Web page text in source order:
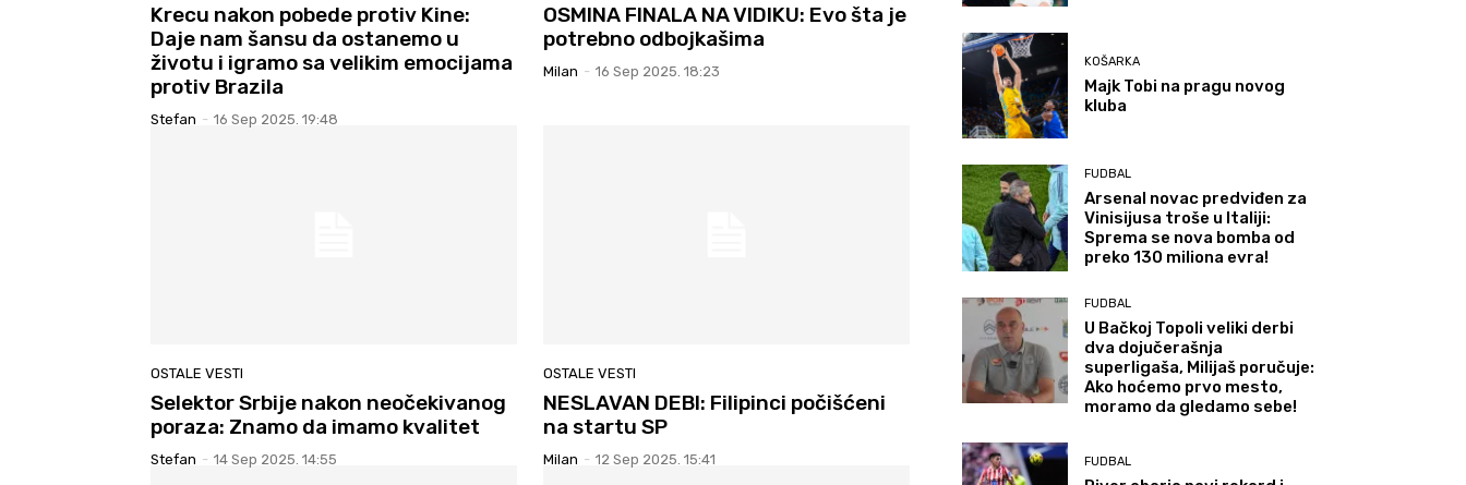
Krecu nakon pobede protiv Kine:
Daje nam šansu da ostanemo u
životu i igramo sa velikim emocijama
protiv Brazila
Stefan - 16 Sep 2025. 19:48
OSMINA FINALA NA VIDIKU: Evo šta je
potrebno odbojkašima
Milan - 16 Sep 2025. 18:23
OSTALE VESTI
Selektor Srbije nakon neočekivanog
poraza: Znamo da imamo kvalitet
Stefan - 14 Sep 2025. 14:55
OSTALE VESTI
NESLAVAN DEBI: Filipinci počišćeni
na startu SP
Milan - 12 Sep 2025. 15:41
KOŠARKA
Majk Tobi na pragu novog
kluba
FUDBAL
Arsenal novac predviđen za
Vinisijusa troše u Italiji:
Sprema se nova bomba od
preko 130 miliona evra!
FUDBAL
U Bačkoj Topoli veliki derbi
dva dojučerašnja
superligaša, Milijaš poručuje:
Ako hoćemo prvo mesto,
moramo da gledamo sebe!
FUDBAL